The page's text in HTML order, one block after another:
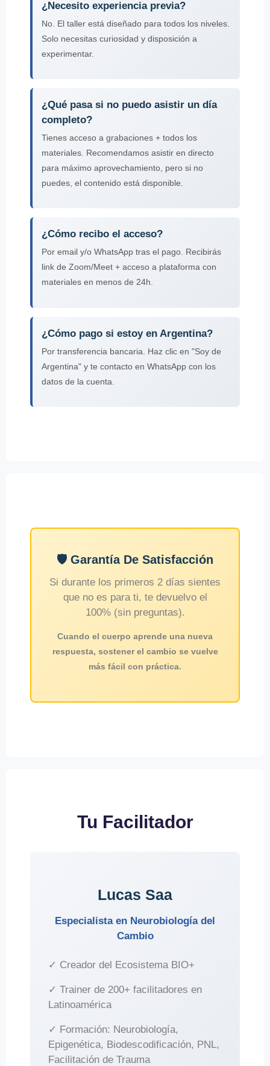
¿Necesito experiencia previa?
No. El taller está diseñado para todos los niveles.
Solo necesitas curiosidad y disposición a
experimentar.
¿Qué pasa si no puedo asistir un día
completo?
Tienes acceso a grabaciones + todos los
materiales. Recomendamos asistir en directo
para máximo aprovechamiento, pero si no
puedes, el contenido está disponible.
¿Cómo recibo el acceso?
Por email y/o WhatsApp tras el pago. Recibirás
link de Zoom/Meet + acceso a plataforma con
materiales en menos de 24h.
¿Cómo pago si estoy en Argentina?
Por transferencia bancaria. Haz clic en "Soy de
Argentina" y te contacto en WhatsApp con los
datos de la cuenta.
🛡️ Garantía De Satisfacción
Si durante los primeros 2 días sientes
que no es para ti, te devuelvo el
100% (sin preguntas).
Cuando el cuerpo aprende una nueva
respuesta, sostener el cambio se vuelve
más fácil con práctica.
Tu Facilitador
Lucas Saa
Especialista en Neurobiología del
Cambio
✓ Creador del Ecosistema BIO+
✓ Trainer de 200+ facilitadores en
Latinoamérica
✓ Formación: Neurobiología,
Epigenética, Biodescodificación, PNL,
Facilitación de Trauma